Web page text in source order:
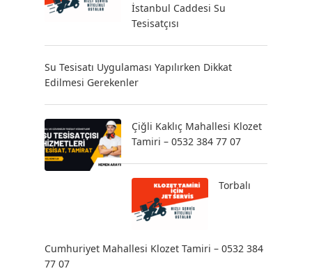
İstanbul Caddesi Su
Tesisatçısı
Su Tesisatı Uygulaması Yapılırken Dikkat
Edilmesi Gerekenler
Çiğli Kaklıç Mahallesi Klozet
Tamiri – 0532 384 77 07
Torbalı
Cumhuriyet Mahallesi Klozet Tamiri – 0532 384
77 07